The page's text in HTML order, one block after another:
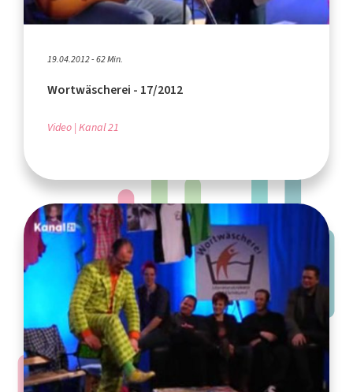
19.04.2012 - 62 Min.
Wortwäscherei - 17/2012
Video Kanal 21